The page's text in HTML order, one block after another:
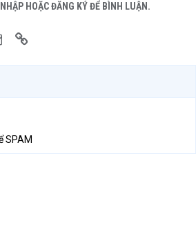
HOẶC ĐĂNG KÝ ĐỂ BÌNH LUẬN.
Email
SPAM